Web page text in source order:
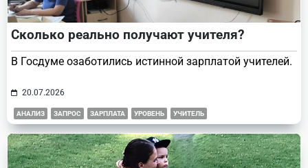
Сколько реально получают учителя?
В Госдуме озаботились истинной зарплатой учителей.
20.07.2026
АНАЛИЗ ЗАПРОС ЗАРПЛАТА УРОВЕНЬ УЧИТЕЛЬ